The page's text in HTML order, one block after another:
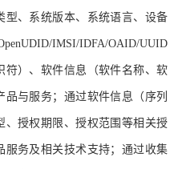
型、系统版本、系统语言、设备
IMSI/IDFA/OAID/UUID
符）、软件信息（软件名称、软
与服务；通过软件信息（序列
、授权期限、授权范围等相关授
服务及相关技术支持；通过收集